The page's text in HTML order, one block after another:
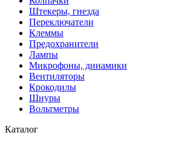
Штекеры, гнезда
Переключатели
Клеммы
Предохранители
Лампы
Микрофоны, динамики
Вентиляторы
Крокодилы
Шнуры
Вольтметры
Каталог